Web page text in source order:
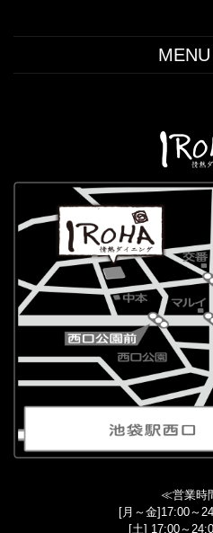
MENU
≪営業
[月～金]17:00～
[土] 17:00～